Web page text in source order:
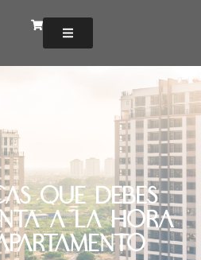
que debes
a la hora